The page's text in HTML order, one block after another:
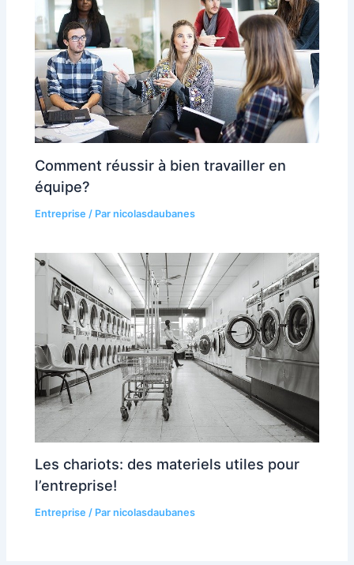
Comment réussir à bien travailler en
équipe?
Entreprise / Parnicolasdaubanes
Les chariots: des materiels utiles pour
l’entreprise!
Entreprise / Parnicolasdaubanes